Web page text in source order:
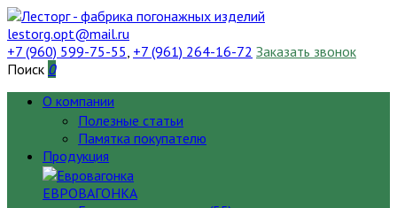
lestorg.opt@mail.ru
+7 (960) 599-75-55, +7 (961) 264-16-72 Заказать звонок
Поиск 0
О компании
Полезные статьи
Памятка покупателю
Продукция
ЕВРОВАГОНКА